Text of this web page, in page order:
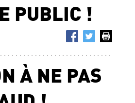
PUBLIC !
À NE PAS